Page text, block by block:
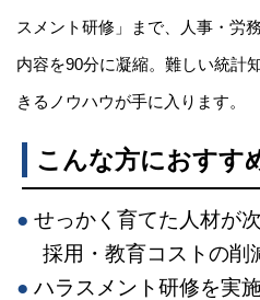
スメント研修」まで、人事・労
内容を90分に凝縮。難しい統計
きるノウハウが手に入ります。
こんな方におすす
●せっかく育てた人材が
採用・教育コストの削
●ハラスメント研修を実